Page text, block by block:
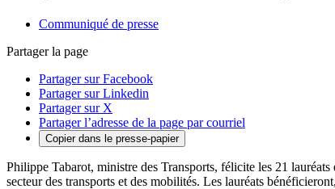
Communiqué de presse
Partager la page
Partager sur Facebook
Partager sur Linkedin
Partager sur X
Partager l’adresse de la page par courriel
Copier dans le presse-papier
Philippe Tabarot, ministre des Transports, félicite les 21
secteur des transports et des mobilités. Les lauréats